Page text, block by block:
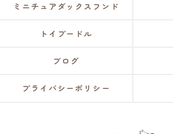
ミニチュアダックスフンド
トイプードル
ブログ
プライバシーポリシー